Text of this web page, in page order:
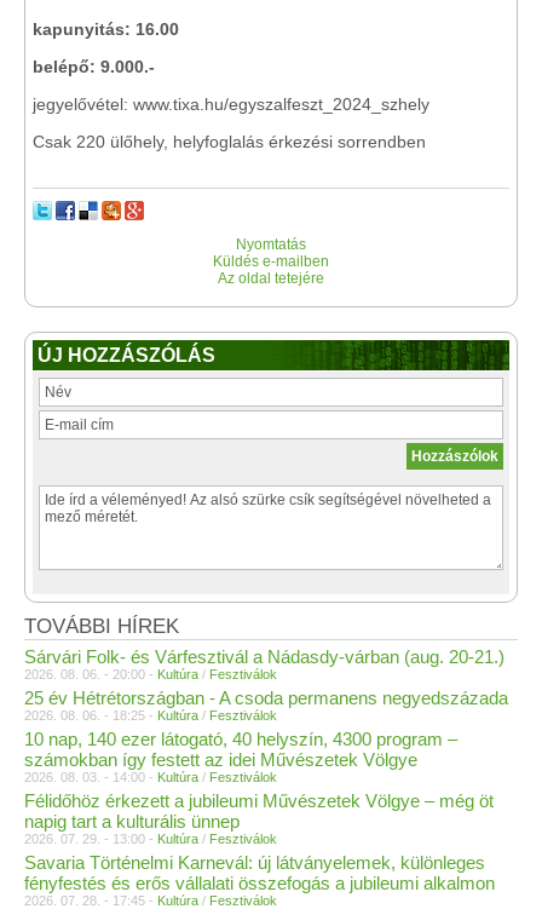
kapunyitás: 16.00
belépő: 9.000.-
jegyelővétel: www.tixa.hu/egyszalfeszt_2024_szhely
Csak 220 ülőhely, helyfoglalás érkezési sorrendben
Nyomtatás
Küldés e-mailben
Az oldal tetejére
ÚJ HOZZÁSZÓLÁS
TOVÁBBI HÍREK
Sárvári Folk- és Várfesztivál a Nádasdy-várban (aug. 20-21.)
2026. 08. 06. - 20:00 - Kultúra / Fesztiválok
25 év Hétrétországban - A csoda permanens negyedszázada
2026. 08. 06. - 18:25 - Kultúra / Fesztiválok
10 nap, 140 ezer látogató, 40 helyszín, 4300 program –
számokban így festett az idei Művészetek Völgye
2026. 08. 03. - 14:00 - Kultúra / Fesztiválok
Félidőhöz érkezett a jubileumi Művészetek Völgye – még öt
napig tart a kulturális ünnep
2026. 07. 29. - 13:00 - Kultúra / Fesztiválok
Savaria Történelmi Karnevál: új látványelemek, különleges
fényfestés és erős vállalati összefogás a jubileumi alkalmon
2026. 07. 28. - 17:45 - Kultúra / Fesztiválok